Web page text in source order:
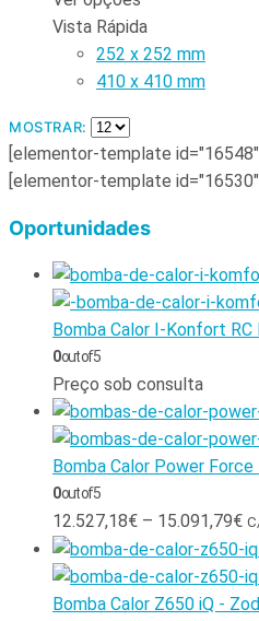
Vista Rápida
252 x 252 mm
410 x 410 mm
MOSTRAR:
[elementor-template id="16548"]
[elementor-template id="16530"]
Oportunidades
Bomba Calor I-Konfort
0out of 5
Preço sob consulta
Bomba Calor Power
0out of 5
12.527,18€ – 15.091,79€
Bomba Calor Z650 iQ -